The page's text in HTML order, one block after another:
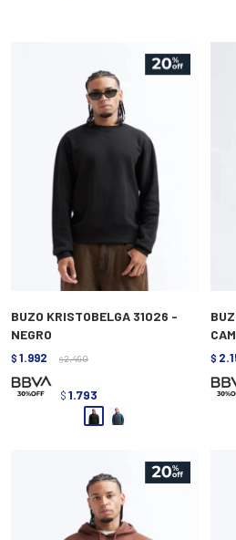
BUZO KRISTOBELGA 31026 -
NEGRO
$ 1.992 $ 2.490
$ 1.793
$